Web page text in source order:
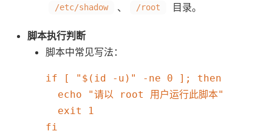
/etc/shadow 、 /root 目录。
脚本执行判断
脚本中常见写法：
if [ "$(id -u)" -ne 0 ]; then
  echo "请以 root 用户运行此脚本"
  exit 1